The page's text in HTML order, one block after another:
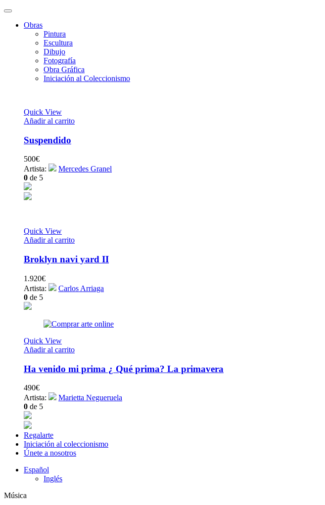
Obras
Pintura
Escultura
Dibujo
Fotografía
Obra Gráfica
Iniciación al Coleccionismo
Quick View
Añadir al carrito
Suspendido
500€
Artista:
Mercedes Granel
0 de 5
Quick View
Añadir al carrito
Broklyn navi yard II
1.920€
Artista:
Carlos Arriaga
0 de 5
Quick View
Añadir al carrito
Ha venido mi prima ¿ Qué prima? La primavera
490€
Artista:
Marietta Negueruela
0 de 5
Regalarte
Iniciación al coleccionismo
Únete a nosotros
Español
Inglés
Música